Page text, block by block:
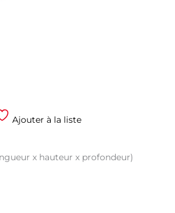
Ajouter à la liste
x hauteur x profondeur)